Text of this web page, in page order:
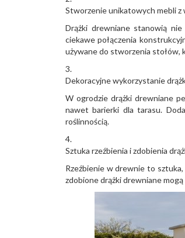
Stworzenie unikatowych mebli
Drążki drewniane stanowią
ciekawe połączenia
używane do stworzenia stołów,
Dekoracyjne wykorzystanie
W ogrodzie drążki drewniane
nawet barierki dla tarasu.
roślinnością.
Sztuka rzeźbienia i zdobienia
Rzeźbienie w drewnie to
zdobione drążki drewniane